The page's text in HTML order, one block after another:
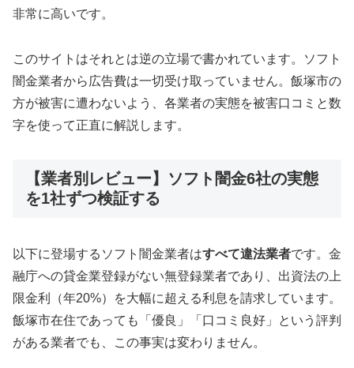
非常に高いです。
このサイトはそれとは逆の立場で書かれています。ソフト
闇金業者から広告費は一切受け取っていません。飯塚市の
方が被害に遭わないよう、各業者の実態を被害口コミと数
字を使って正直に解説します。
【業者別レビュー】ソフト闇金6社の実態
を1社ずつ検証する
以下に登場するソフト闇金業者はすべて違法業者です。金
融庁への貸金業登録がない無登録業者であり、出資法の上
限金利（年20%）を大幅に超える利息を請求しています。
飯塚市在住であっても「優良」「口コミ良好」という評判
がある業者でも、この事実は変わりません。